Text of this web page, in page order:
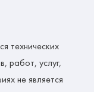
технических
работ, услуг,
не является